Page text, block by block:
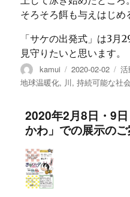
そろそろ餌も与えはじめ
「サケの出発式」は3月
見守りたいと思います。
投
稿
kamui
投
稿
2020-02-02
カ
テ
ー
活
地球温暖化, 川,持続可能な社会
2020年2月8日・9
かわ」での展示の